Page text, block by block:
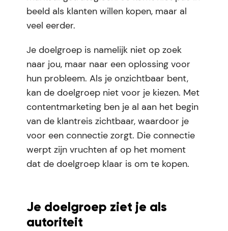
beeld als klanten willen kopen, maar al
veel eerder.
Je doelgroep is namelijk niet op zoek
naar jou, maar naar een oplossing voor
hun probleem. Als je onzichtbaar bent,
kan de doelgroep niet voor je kiezen. Met
contentmarketing ben je al aan het begin
van de klantreis zichtbaar, waardoor je
voor een connectie zorgt. Die connectie
werpt zijn vruchten af op het moment
dat de doelgroep klaar is om te kopen.
Je doelgroep ziet je als
autoriteit